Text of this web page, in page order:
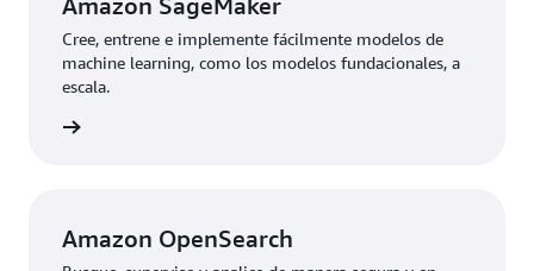
Cree, entrene e implemente fácilmente modelos de
machine learning, como los modelos fundacionales, a
escala.
Amazon OpenSearch